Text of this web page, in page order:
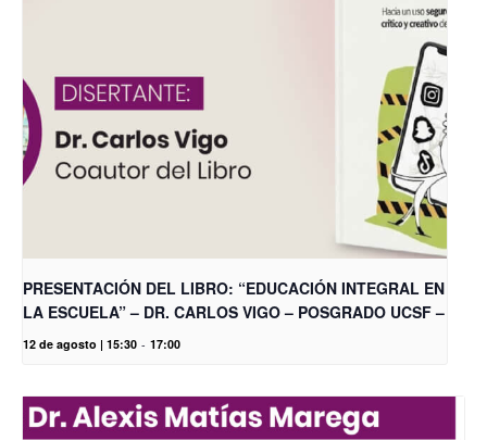
PRESENTACIÓN DEL LIBRO: “EDUCACIÓN INTEGRAL EN
LA ESCUELA” – DR. CARLOS VIGO – POSGRADO UCSF –
12 de agosto | 15:30 - 17:00